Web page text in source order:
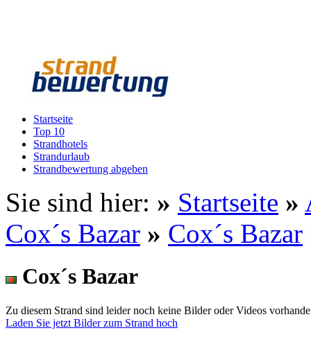
Startseite
Top 10
Strandhotels
Strandurlaub
Strandbewertung abgeben
Sie sind hier: » Startseite »
Cox´s Bazar » Cox´s Bazar
Cox´s Bazar
Zu diesem Strand sind leider noch keine Bilder oder Videos
Laden Sie jetzt Bilder zum Strand hoch